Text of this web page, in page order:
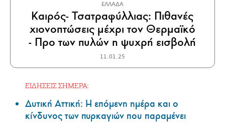
ΕΛΛΑΔΑ
Καιρός- Τσατραφύλλιας: Πιθανές
χιονοπτώσεις μέχρι τον Θερμαϊκό
- Προ των πυλών η ψυχρή εισβολή
11.01.25
ΕΙΔΗΣΕΙΣ ΣΗΜΕΡΑ:
Δυτική Αττική: Η επόμενη ημέρα και ο
κίνδυνος των πυρκαγιών που παραμένει